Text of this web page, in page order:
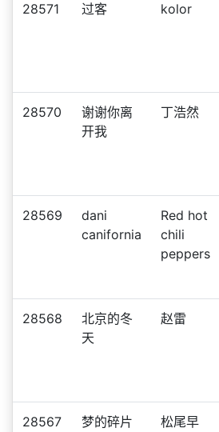
28571 过客 kolor
28570
谢谢你离
开我
丁浩然
28569
dani
canifornia
Red hot
chili
peppers
28568
北京的冬
天
赵雷
28567 梦的碎片
松尾早